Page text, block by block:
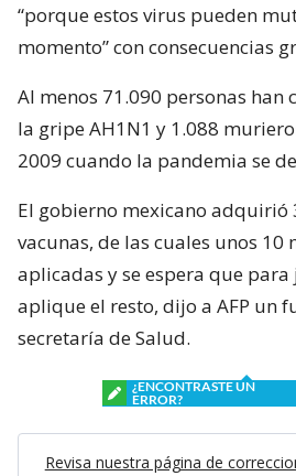
“porque estos virus pueden
momento” con consecuencias
Al menos 71.090 personas han
la gripe AH1N1 y 1.088
2009 cuando la pandemia se
El gobierno mexicano adquirió
vacunas, de las cuales unos 10
aplicadas y se espera que para
aplique el resto, dijo a AFP un
secretaría de Salud.
¿ENCONTRASTE UN
ERROR?
Revisa nuestra página de